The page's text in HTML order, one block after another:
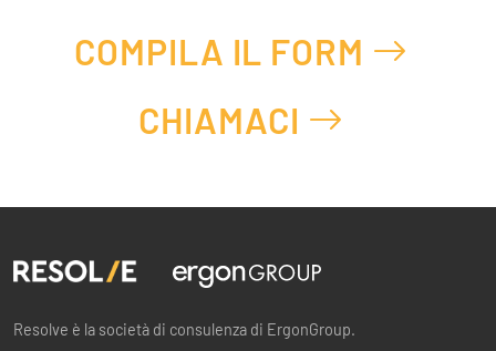
COMPILA IL FORM
CHIAMACI
Resolve è la società di consulenza di ErgonGroup.